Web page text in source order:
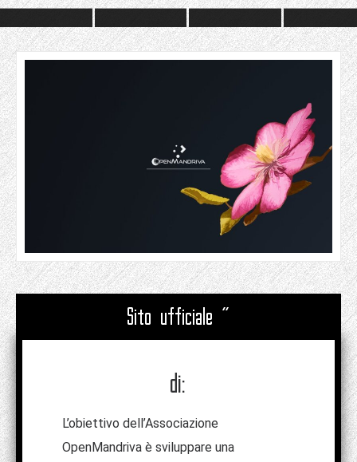
Sito ufficiale "
di:
L’obiettivo dell’Associazione
OpenMandriva è sviluppare una